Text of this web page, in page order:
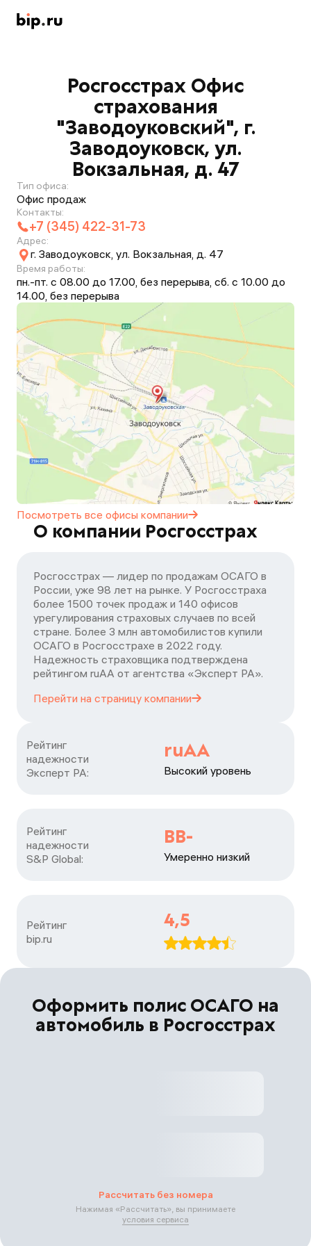
Росгосстрах Офис
страхования
"Заводоуковский", г.
Заводоуковск, ул.
Вокзальная, д. 47
Тип офиса:
Офис продаж
Контакты:
+7 (345) 422-31-73
Адрес:
г. Заводоуковск, ул. Вокзальная, д. 47
Время работы:
пн.-пт. с 08.00 до 17.00, без перерыва, сб. с 10.00 до
14.00, без перерыва
Посмотреть все офисы компании
О компании Росгосстрах
Росгосстрах — лидер по продажам ОСАГО в
России, уже 98 лет на рынке. У Росгосстраха
более 1500 точек продаж и 140 офисов
урегулирования страховых случаев по всей
стране. Более 3 млн автомобилистов купили
ОСАГО в Росгосстрахе в 2022 году.
Надежность страховщика подтверждена
рейтингом ruАА от агентства «Эксперт РА».
Перейти на страницу компании
Рейтинг
надежности
Эксперт РА:
ruAA
Высокий уровень
Рейтинг
надежности
S&P Global:
BB-
Умеренно низкий
Рейтинг
bip.ru
4,5
Оформить полис ОСАГО на
автомобиль в Росгосстрах
Рассчитать без номера
Нажимая «Рассчитать», вы принимаете
условия сервиса